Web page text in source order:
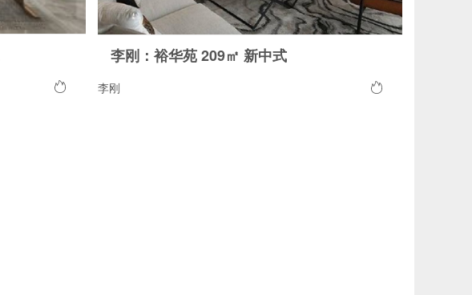
李刚：裕华苑 209㎡ 新中式
李刚